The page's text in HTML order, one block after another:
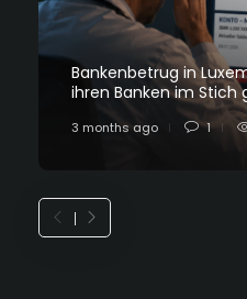
Bankenbetrug in
ihren Banken im Stich
3 months ago 1